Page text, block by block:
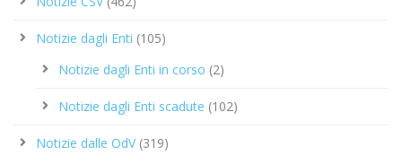
Notizie dagli Enti (105)
Notizie dagli Enti in corso (2)
Notizie dagli Enti scadute (102)
Notizie dalle OdV(319)